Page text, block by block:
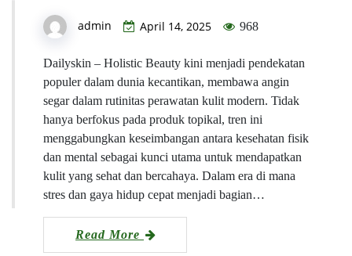
admin April 14, 2025 968
Dailyskin – Holistic Beauty kini menjadi pendekatan
populer dalam dunia kecantikan, membawa angin
segar dalam rutinitas perawatan kulit modern. Tidak
hanya berfokus pada produk topikal, tren ini
menggabungkan keseimbangan antara kesehatan fisik
dan mental sebagai kunci utama untuk mendapatkan
kulit yang sehat dan bercahaya. Dalam era di mana
stres dan gaya hidup cepat menjadi bagian…
Read More